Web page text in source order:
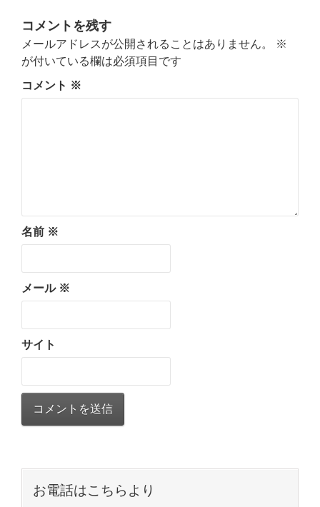
コメントを残す
メールアドレスが公開されることはありません。
※
が付いている欄は必須項目です
コメント ※
名前 ※
メール ※
サイト
お電話はこちらより